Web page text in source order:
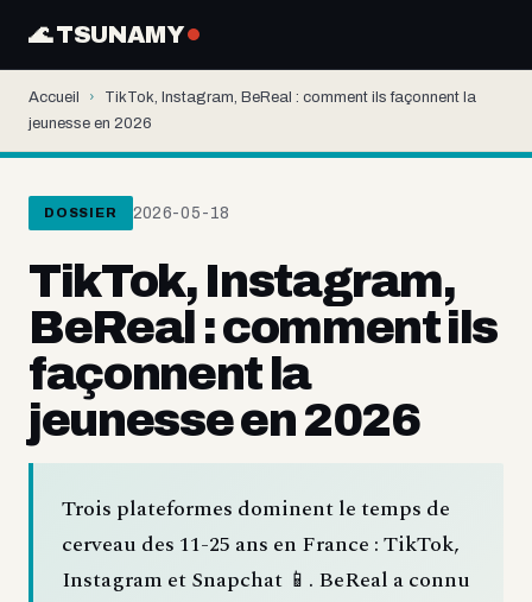
🌊 TSUNAMY
Accueil ›
TikTok, Instagram, BeReal : comment ils façonnent la
jeunesse en 2026
DOSSIER 2026-05-18
TikTok, Instagram,
BeReal : comment ils
façonnent la
jeunesse en 2026
Trois plateformes dominent le temps de
cerveau des 11-25 ans en France : TikTok,
Instagram et Snapchat 📱. BeReal a connu